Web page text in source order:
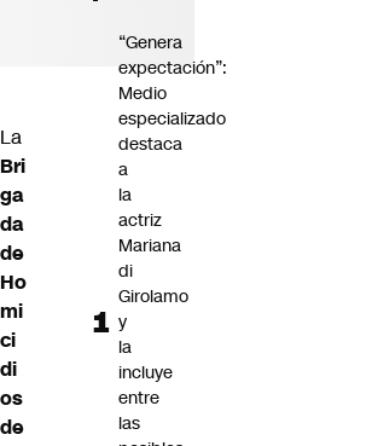
La
Bri
ga
da
de
Ho
mi
ci
di
os
de
“Genera
expectación”:
Medio
especializado
destaca
a
la
actriz
Mariana
di
Girolamo
y
la
incluye
entre
las